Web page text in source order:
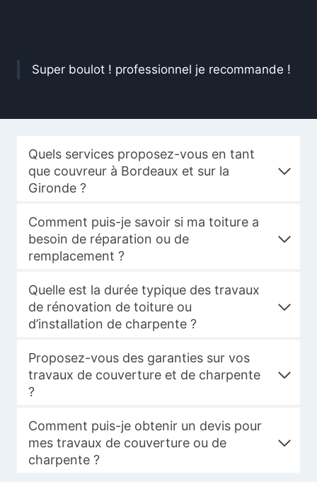
Super boulot ! professionnel je recommande !
Quels services proposez-vous en tant
que couvreur à Bordeaux et sur la
Gironde ?
Comment puis-je savoir si ma toiture a
besoin de réparation ou de
remplacement ?
Quelle est la durée typique des travaux
de rénovation de toiture ou
d’installation de charpente ?
Proposez-vous des garanties sur vos
travaux de couverture et de charpente
?
Comment puis-je obtenir un devis pour
mes travaux de couverture ou de
charpente ?